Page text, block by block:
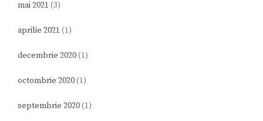
mai 2021 (3)
aprilie 2021 (1)
decembrie 2020(1)
octombrie 2020(1)
septembrie 2020(1)